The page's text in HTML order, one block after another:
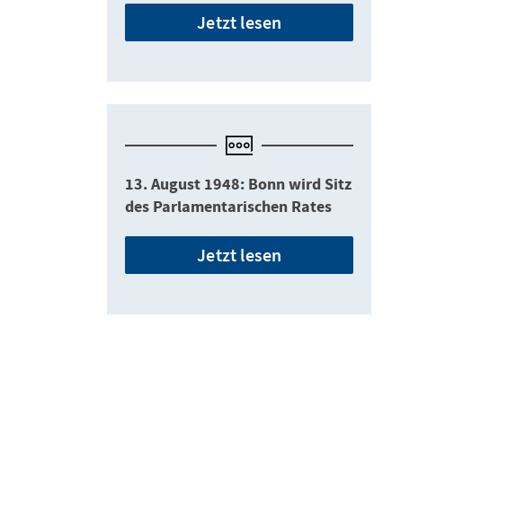
Jetzt lesen
13. August 1948: Bonn wird Sitz
des Parlamentarischen Rates
Jetzt lesen